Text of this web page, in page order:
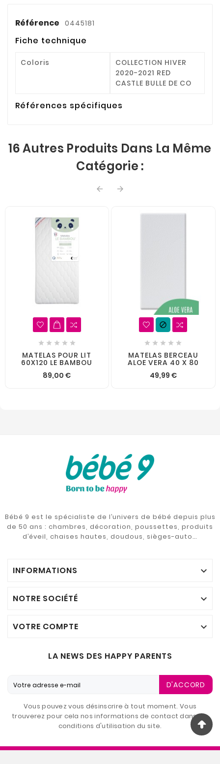
Référence 0445181
Fiche technique
Coloris
COLLECTION HIVER
2020-2021 RED
CASTLE BULLE DE CO
Références spécifiques
16 Autres Produits Dans La Même
Catégorie :
 
    
MATELAS POUR LIT
60X120 LE BAMBOU
89,00 €

    
MATELAS BERCEAU
ALOE VERA 40 X 80
49,99 €
Bébé 9 est le spécialiste de l’univers de bébé depuis plus
de 50 ans : chambres, décoration, poussettes, produits
d’éveil, chaises hautes, doudous, sièges-auto…
INFORMATIONS 
NOTRE SOCIÉTÉ 
VOTRE COMPTE 
LA NEWS DES HAPPY PARENTS
D'ACCORD
Vous pouvez vous désinscrire à tout moment. Vous
trouverez pour cela nos informations de contact dans les
conditions d'utilisation du site.